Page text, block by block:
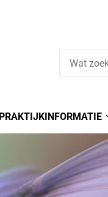
PRAKTIJKINFORMATIE